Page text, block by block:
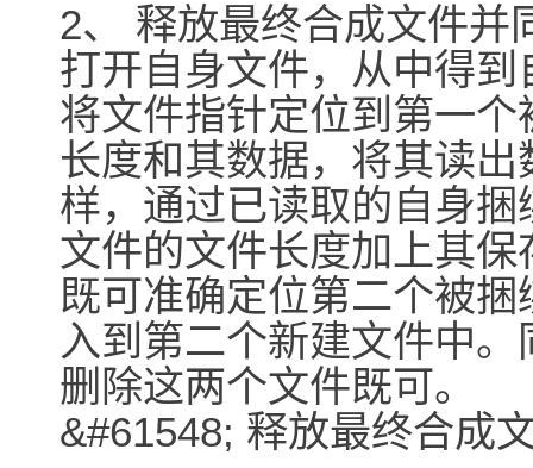
2、 释放最终合成文件并
打开自身文件，从中得
将文件指针定位到第一
长度和其数据，将其读
样，通过已读取的自身
文件的文件长度加上其
既可准确定位第二个被
入到第二个新建文件中
删除这两个文件既可。
&#61548; 释放最终合成